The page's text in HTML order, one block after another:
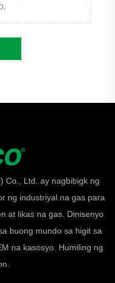
Co., Ltd. ay nagbibigk ng
ng industriyal na gas para
at likas na gas. Dinisenyo
buong mundo sa higit sa
na kasosyo. Humiling ng